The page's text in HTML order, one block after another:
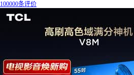
100000条评价